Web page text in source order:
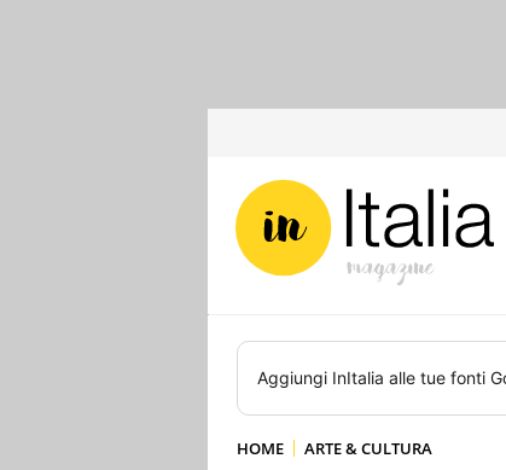
Aggiungi InItalia alle tue fonti
HOME ARTE & CULTURA